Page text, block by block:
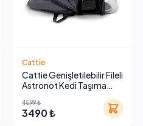
Cattie
Cattie Genişletilebilir Fileli
Astronot Kedi Taşıma
4599 ₺
3490 ₺